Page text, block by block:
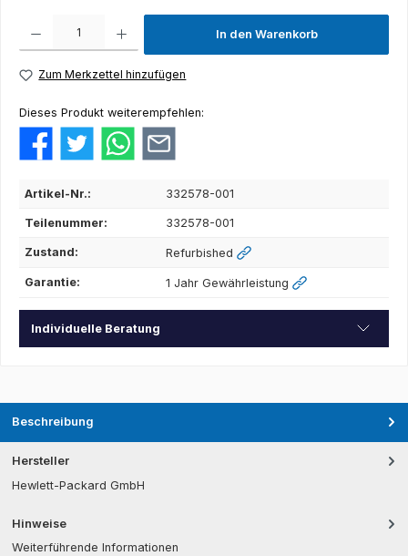
In den Warenkorb
Zum Merkzettel hinzufügen
Dieses Produkt weiterempfehlen:
Artikel-Nr.: 332578-001
Teilenummer: 332578-001
Zustand: Refurbished
Garantie: 1 Jahr Gewährleistung
Individuelle Beratung
Beschreibung
Hersteller
Hewlett-Packard GmbH
Hinweise
Weiterführende Informationen